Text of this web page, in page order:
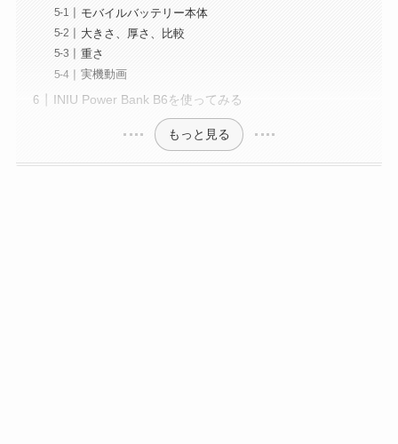
モバイルバッテリー本体
大きさ、厚さ、比較
重さ
実機動画
INIU Power Bank B6を使ってみる
もっと見る